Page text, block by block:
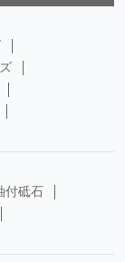
付砥石